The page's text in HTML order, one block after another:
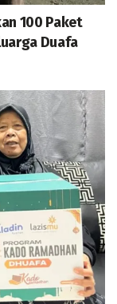
100 Paket
Duafa